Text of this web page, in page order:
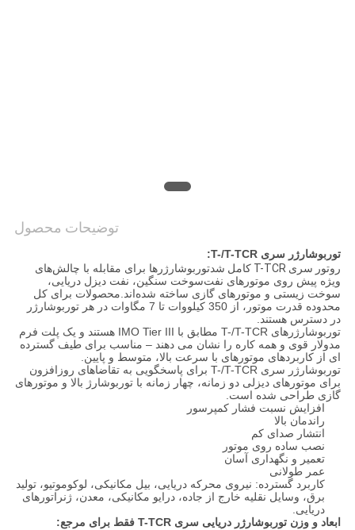
توضیحات محصول
توربوشارژر سری T-/T-TCR:
روتور سری T-TCR کامل شد
توربوشارژرها برای مقابله با چالش‌های
ویژه پیش روی موتورهای نفت‌سوخت سنگین، نفت دیزل دریایی،
سوخت زیستی و موتورهای گازی ساخته شده‌اند.محصولات برای کل
محدوده قدرت موتور، از 350 کیلووات تا 7 مگاوات در هر توربوشارژر
در دسترس هستند.
توربوشارژرهای T-/T-TCR مطابق با IMO Tier III هستند و یک پلت فرم
مدولار قوی و همه کاره را نشان می دهند – مناسب برای طیف گسترده
ای از کاربردهای موتورهای با سرعت بالا، متوسط ​​و پایین.
توربوشارژر سری T-/T-TCR برای پاسخگویی به تقاضاهای روزافزون
برای موتورهای دیزلی دو زمانه، چهار زمانه با توربوشارژ بالا و موتورهای
گازی طراحی شده است.
افزایش نسبت فشار کمپرسور
راندمان بالا
انتشار صدای کم
نصب ساده روی موتور
تعمیر و نگهداری آسان
عمر طولانی
کاربرد گسترده: نیروی محرکه دریایی، بیل مکانیکی، لوکوموتیو، تولید
برق، وسایل نقلیه خارج از جاده، درایو مکانیکی، معدن، ژنراتورهای
دریایی.
ابعاد و وزن توربوشارژر دریایی سری T-TCR فقط برای مرجع: